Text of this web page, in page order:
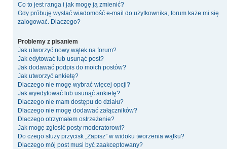
Co to jest ranga i jak mogę ją zmienić?
Gdy próbuję wysłać wiadomość e-mail do użytkownika, forum każe mi się
zalogować. Dlaczego?
Problemy z pisaniem
Jak utworzyć nowy wątek na forum?
Jak edytować lub usunąć post?
Jak dodawać podpis do moich postów?
Jak utworzyć ankietę?
Dlaczego nie mogę wybrać więcej opcji?
Jak wyedytować lub usunąć ankietę?
Dlaczego nie mam dostępu do działu?
Dlaczego nie mogę dodawać załączników?
Dlaczego otrzymałem ostrzeżenie?
Jak mogę zgłosić posty moderatorowi?
Do czego służy przycisk „Zapisz” w widoku tworzenia wątku?
Dlaczego mój post musi być zaakceptowany?